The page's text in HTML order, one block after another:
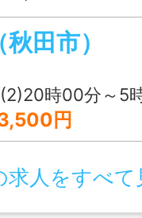
ろん、未経験
先輩が仕事の
変更なし
田市）
時00分～5
円
求人をすべて